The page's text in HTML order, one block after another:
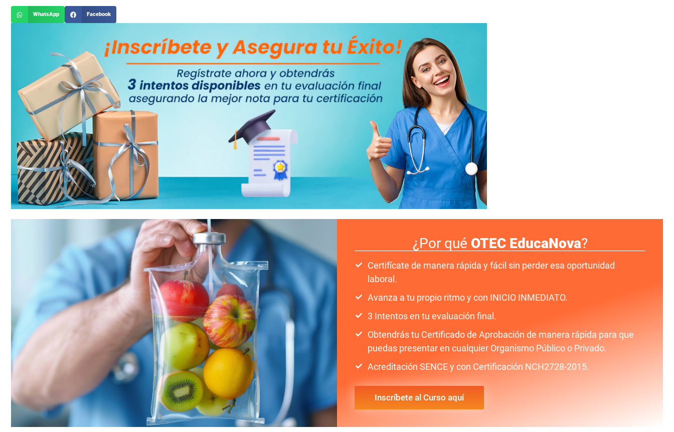
WhatsApp Facebook
¿Por qué OTEC EducaNova?
Certifícate de manera rápida y fácil sin perder esa oportunidad
laboral.
Avanza a tu propio ritmo y con INICIO INMEDIATO.
3 Intentos en tu evaluación final.
Obtendrás tu Certificado de Aprobación de manera rápida para que
puedas presentar en cualquier Organismo Público o Privado.
Acreditación SENCE y con Certificación NCH2728-2015.
Inscríbete al Curso aquí